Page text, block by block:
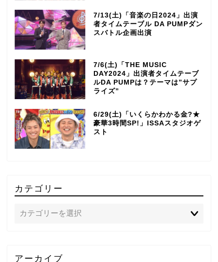
7/13(土)「音楽の日2024」出演
者タイムテーブル DA PUMPダン
スバトル企画出演
7/6(土)「THE MUSIC
DAY2024」出演者タイムテーブ
ルDA PUMPは？テーマは”サプ
ライズ”
6/29(土)「いくらかわかる金?★
豪華3時間SP!」ISSAスタジオゲ
スト
カテゴリー
アーカイブ